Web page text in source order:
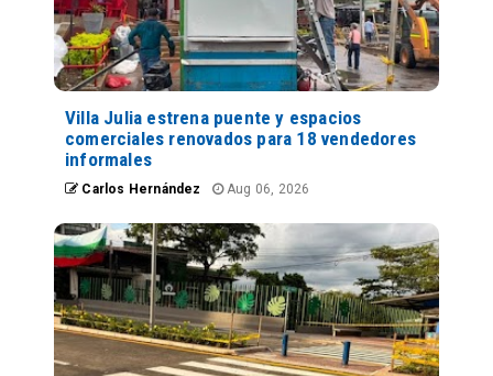
Villa Julia estrena puente y espacios
comerciales renovados para 18 vendedores
informales
Carlos Hernández Aug 06, 2026